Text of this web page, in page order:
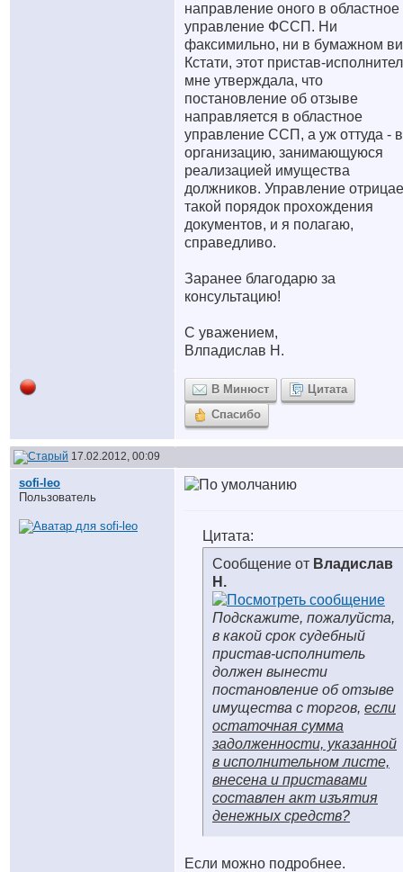
направление оного в областное
управление ФССП. Ни
факсимильно, ни в бумажном
Кстати, этот пристав-
мне утверждала, что
постановление об отзыве
направляется в областное
управление ССП, а уж оттуда - в
организацию, занимающуюся
реализацией имущества
должников. Управление
такой порядок прохождения
документов, и я полагаю,
справедливо.
Заранее благодарю за
консультацию!
С уважением,
Влпадислав Н.
В Минюст
Цитата
Спасибо
17.02.2012, 00:09
sofi-leo
Пользователь
Цитата:
Сообщение от Владислав
Н.
Подскажите, пожалуйста,
в какой срок судебный
пристав-исполнитель
должен вынести
постановление об отзыве
имущества с торгов, если
остаточная сумма
задолженности, указанной
в исполнительном листе,
внесена и приставами
составлен акт изъятия
денежных средств?
Если можно подробнее.